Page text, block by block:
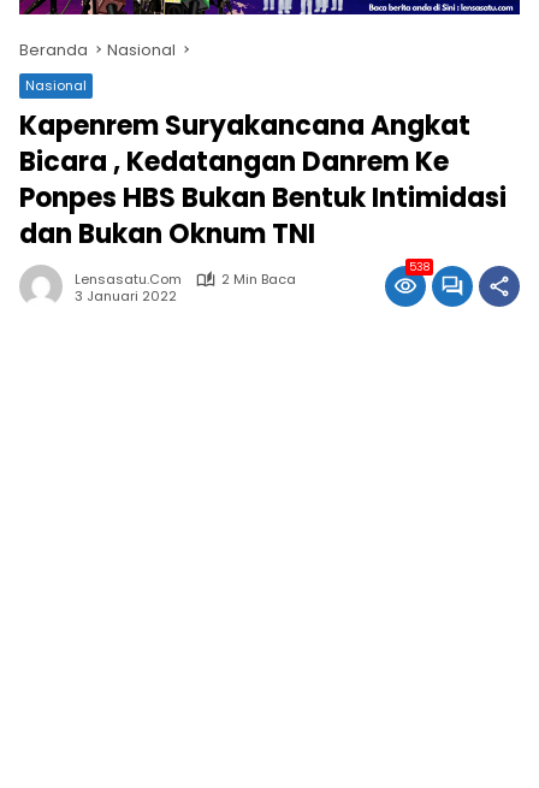
Beranda Nasional
Nasional
Kapenrem Suryakancana Angkat
Bicara , Kedatangan Danrem Ke
Ponpes HBS Bukan Bentuk Intimidasi
dan Bukan Oknum TNI
Lensasatu.com
2 Min Baca
3 Januari 2022
538